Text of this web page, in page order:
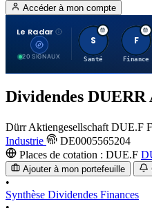
Accéder à mon compte
Le Radar
20 SIGNAUX
S
Santé
F
Finance
Dividendes DUERR
Dürr Aktiengesellschaft DUE.F
Industrie
DE0005565204
Places de cotation : DUE.F
Ajouter à mon portefeuille
•
Synthèse Dividendes Finances